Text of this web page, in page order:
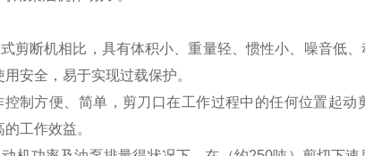
剪断机相比，具有体积小、重量轻、惯性小、噪音低
安全，易于实现过载保护。
制方便、简单，剪刀口在工作过程中的任何位置起动
工作效益。